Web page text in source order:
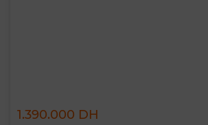
1.390.000 DH